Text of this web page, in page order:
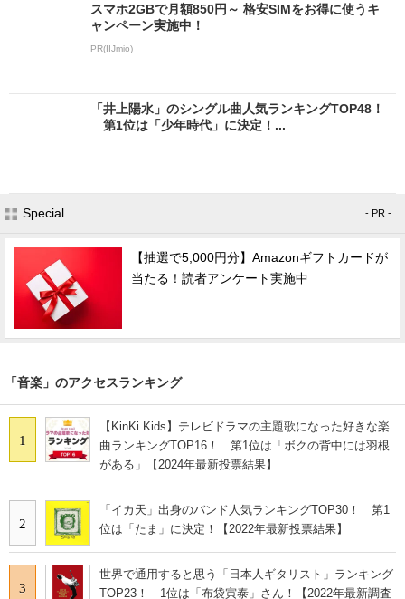
スマホ2GBで月額850円～ 格安SIMをお得に使うキ
ャンペーン実施中！
PR(IIJmio)
「井上陽水」のシングル曲人気ランキングTOP48！
第1位は「少年時代」に決定！...
Special - PR -
【抽選で5,000円分】Amazonギフトカードが
当たる！読者アンケート実施中
「音楽」のアクセスランキング
1
【KinKi Kids】テレビドラマの主題歌になった好きな楽
曲ランキングTOP16！ 第1位は「ボクの背中には羽根
がある」【2024年最新投票結果】
2
「イカ天」出身のバンド人気ランキングTOP30！ 第1
位は「たま」に決定！【2022年最新投票結果】
3
世界で通用すると思う「日本人ギタリスト」ランキング
TOP23！ 1位は「布袋寅泰」さん！【2022年最新調査